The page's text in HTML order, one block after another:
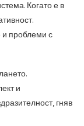
Когато е в
и проблеми с
и
гняв